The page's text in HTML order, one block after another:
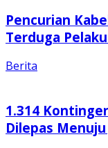
Pencurian
Terduga
Berita
1.314
Dilepas